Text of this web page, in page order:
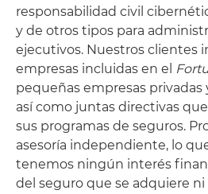
responsabilidad civil
y de otros tipos para
ejecutivos. Nuestros clientes
empresas incluidas en el
pequeñas empresas privadas
así como juntas directivas
sus programas de seguros.
asesoría independiente, lo
tenemos ningún interés
del seguro que se adquiere ni